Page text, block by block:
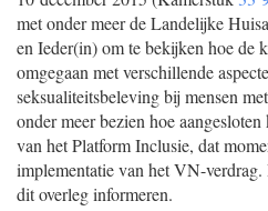
met onder meer de Landelijke
en Ieder(in) om te bekijken hoe de
omgegaan met verschillende
seksualiteitsbeleving bij mensen
onder meer bezien hoe
van het Platform Inclusie, dat
implementatie van het VN-verdrag.
dit overleg informeren.